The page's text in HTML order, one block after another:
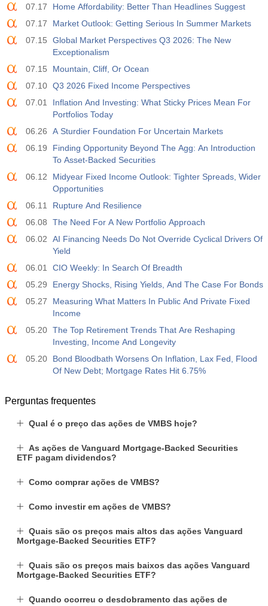
07.17
Home Affordability: Better Than Headlines Suggest
07.17
Market Outlook: Getting Serious In Summer Markets
07.15
Global Market Perspectives Q3 2026: The New
Exceptionalism
07.15
Mountain, Cliff, Or Ocean
07.10 Q3 2026 Fixed Income Perspectives
07.01
Inflation And Investing: What Sticky Prices Mean For
Portfolios Today
06.26
A Sturdier Foundation For Uncertain Markets
06.19
Finding Opportunity Beyond The Agg: An Introduction
To Asset-Backed Securities
06.12
Midyear Fixed Income Outlook: Tighter Spreads, Wider
Opportunities
06.11
Rupture And Resilience
06.08
The Need For A New Portfolio Approach
06.02
AI Financing Needs Do Not Override Cyclical Drivers Of
Yield
06.01
CIO Weekly: In Search Of Breadth
05.29
Energy Shocks, Rising Yields, And The Case For Bonds
05.27
Measuring What Matters In Public And Private Fixed
Income
05.20 The Top Retirement Trends That Are Reshaping
Investing, Income And Longevity
05.20
Bond Bloodbath Worsens On Inflation, Lax Fed, Flood
Of New Debt; Mortgage Rates Hit 6.75%
Perguntas frequentes
Qual é o preço das ações de VMBS hoje?
As ações de Vanguard Mortgage-Backed Securities
ETF pagam dividendos?
Como comprar ações de VMBS?
Como investir em ações de VMBS?
Quais são os preços mais altos das ações Vanguard
Mortgage-Backed Securities ETF?
Quais são os preços mais baixos das ações Vanguard
Mortgage-Backed Securities ETF?
Quando ocorreu o desdobramento das ações de